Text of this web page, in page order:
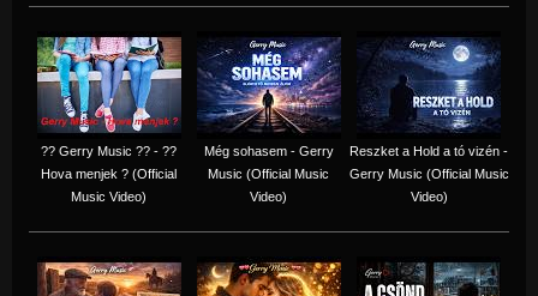
?? Gerry Music ?? - ??
Hova menjek ? (Official
Music Video)
Még sohasem - Gerry
Music (Official Music
Video)
Reszket a Hold a tó vizén -
Gerry Music (Official Music
Video)